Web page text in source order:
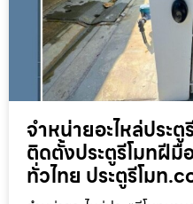
จำหน่ายอะไหล่ประ
ติดตั้งประตูรีโมทฝีมื
ทั่วไทย ประตูรีโมท